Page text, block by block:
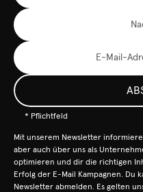
* Pflichtfeld
Mit unserem Newsletter
aber auch über uns als
optimieren und dir die richtigen
Erfolg der E-Mail Kampagnen. Du
Newsletter abmelden. Es gelten